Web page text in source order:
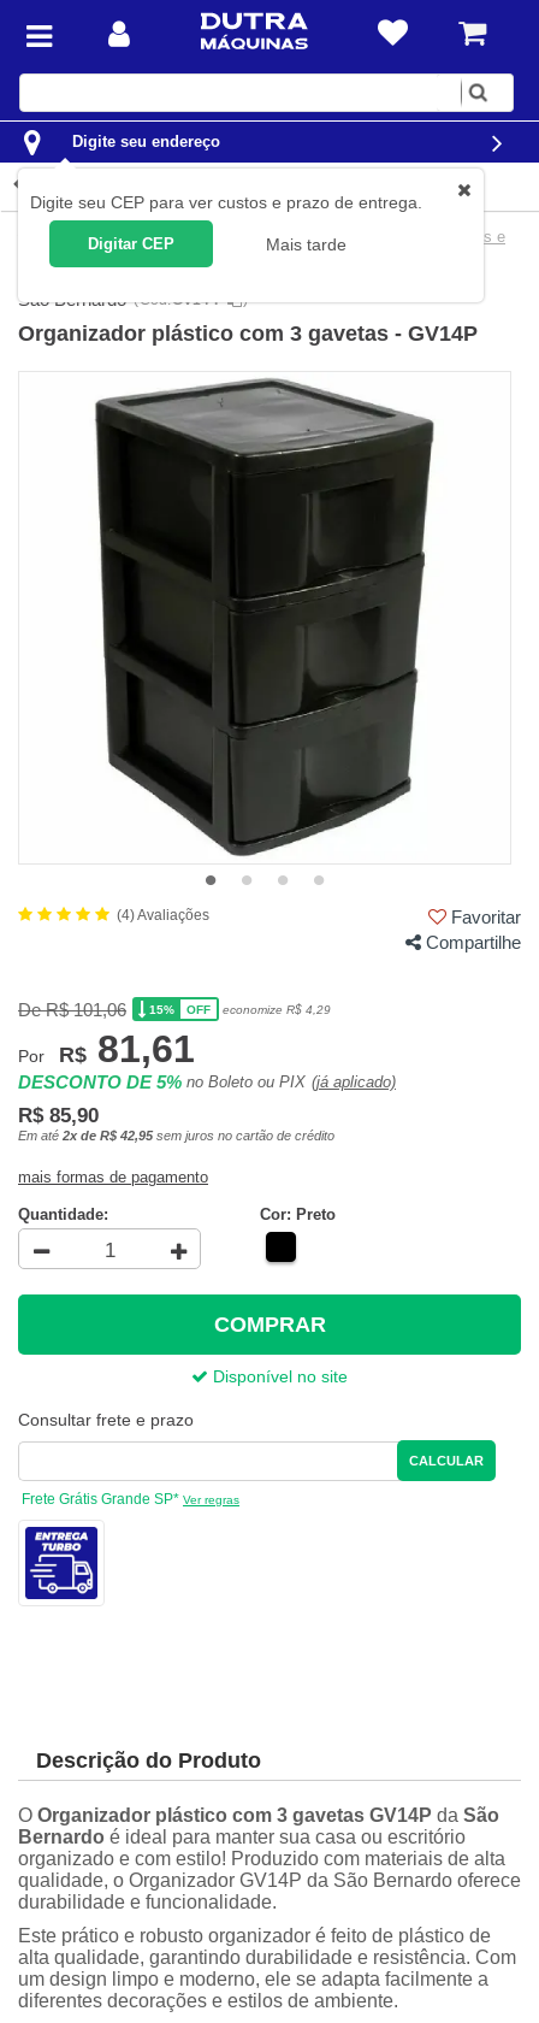
Digite
Digite seu endereço
Digite seu CEP para ver custos e prazo de entrega.
Digitar CEP Mais tarde
Organização Caixas e Organizadores
Caixas Organizadoras e
São Bernardo (Cód.GV14-P )
Organizador plástico com 3 gavetas - GV14P
(4) Avaliações
Favoritar
Compartilhe
De R$ 101,06 15% OFF economize R$ 4,29
Por R$ 81,61
DESCONTO DE 5% no Boleto ou PIX (já aplicado)
R$ 85,90
Em até 2x de R$ 42,95sem juros no cartão de crédito
mais formas de pagamento
Quantidade: Cor: Preto
COMPRAR
Disponível no site
Consultar frete e prazo
CALCULAR
Frete Grátis Grande SP* Ver regras
Descrição do Produto
O Organizador plástico com 3 gavetas GV14P da São
Bernardo é ideal para manter sua casa ou escritório
organizado e com estilo! Produzido com materiais de alta
qualidade, o Organizador GV14P da São Bernardo oferece
durabilidade e funcionalidade.
Este prático e robusto organizador é feito de plástico de
alta qualidade, garantindo durabilidade e resistência. Com
um design limpo e moderno, ele se adapta facilmente a
diferentes decorações e estilos de ambiente.